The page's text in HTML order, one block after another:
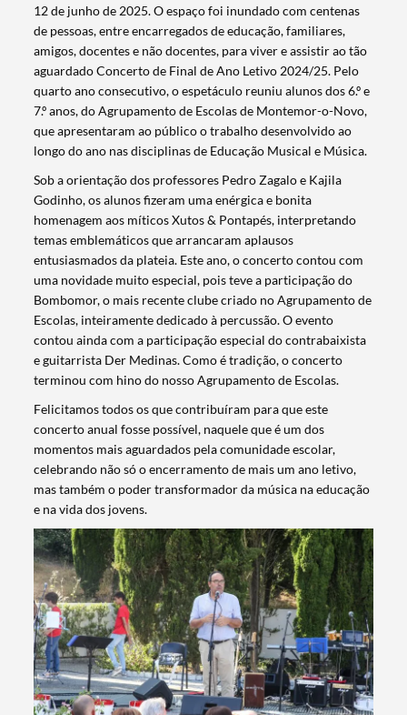
12 de junho de 2025. O espaço foi inundado com centenas
de pessoas, entre encarregados de educação, familiares,
amigos, docentes e não docentes, para viver e assistir ao tão
aguardado Concerto de Final de Ano Letivo 2024/25. Pelo
quarto ano consecutivo, o espetáculo reuniu alunos dos 6.º e
7.º anos, do Agrupamento de Escolas de Montemor-o-Novo,
que apresentaram ao público o trabalho desenvolvido ao
longo do ano nas disciplinas de Educação Musical e Música.
Sob a orientação dos professores Pedro Zagalo e Kajila
Godinho, os alunos fizeram uma enérgica e bonita
homenagem aos míticos Xutos & Pontapés, interpretando
temas emblemáticos que arrancaram aplausos
entusiasmados da plateia. Este ano, o concerto contou com
uma novidade muito especial, pois teve a participação do
Bombomor, o mais recente clube criado no Agrupamento de
Escolas, inteiramente dedicado à percussão. O evento
contou ainda com a participação especial do contrabaixista
e guitarrista Der Medinas. Como é tradição, o concerto
terminou com hino do nosso Agrupamento de Escolas.
Felicitamos todos os que contribuíram para que este
concerto anual fosse possível, naquele que é um dos
momentos mais aguardados pela comunidade escolar,
celebrando não só o encerramento de mais um ano letivo,
mas também o poder transformador da música na educação
e na vida dos jovens.